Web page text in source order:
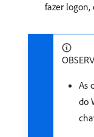
fazer logon,
As
do